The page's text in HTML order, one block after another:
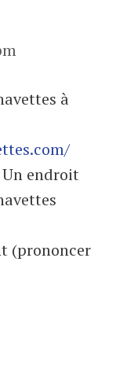
à
Un endroit
(prononcer